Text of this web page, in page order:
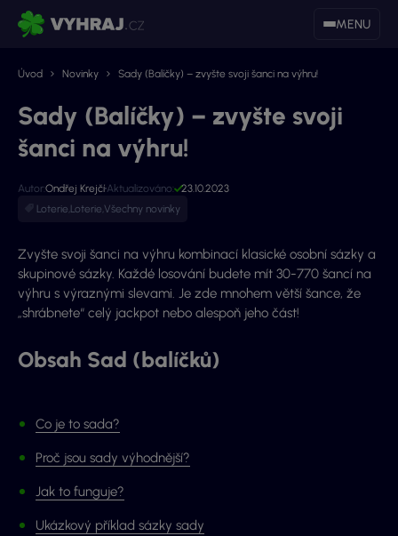
MENU
Úvod Novinky Sady (Balíčky) – zvyšte svoji šanci na výhru!
Sady (Balíčky) – zvyšte svoji
šanci na výhru!
Autor:Ondřej Krejčí Aktualizováno:
23.10.2023
Loterie,Loterie,Všechny novinky
Zvyšte svoji šanci na výhru kombinací klasické osobní sázky a
skupinové sázky. Každé losování budete mít 30-770 šancí na
výhru s výraznými slevami. Je zde mnohem větší šance, že
„shrábnete“ celý jackpot nebo alespoň jeho část!
Obsah Sad (balíčků)
Co je to sada?
Proč jsou sady výhodnější?
Jak to funguje?
Ukázkový příklad sázky sady